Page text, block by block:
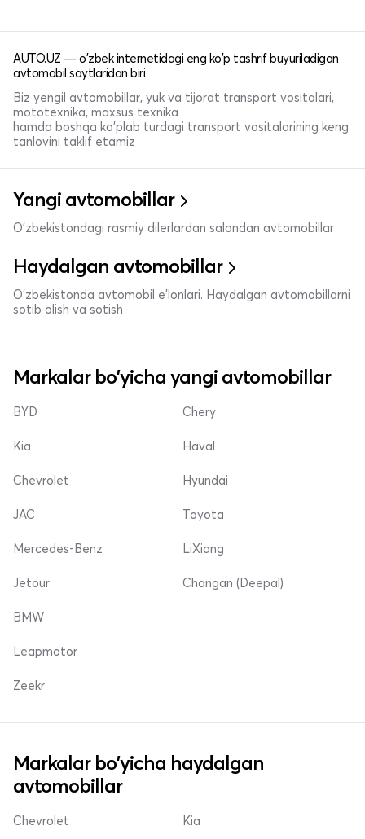
AUTO.UZ — o'zbek internetidagi eng ko'p tashrif buyuriladigan
avtomobil saytlaridan biri
Biz yengil avtomobillar, yuk va tijorat transport vositalari,
mototexnika, maxsus texnika
hamda boshqa ko'plab turdagi transport vositalarining keng
tanlovini taklif etamiz
Yangi avtomobillar
O'zbekistondagi rasmiy dilerlardan salondan avtomobillar
Haydalgan avtomobillar
O'zbekistonda avtomobil e’lonlari. Haydalgan avtomobillarni
sotib olish va sotish
Markalar bo'yicha yangi avtomobillar
BYD
Kia
Chevrolet
Chery
Haval
Hyundai
JAC
Mercedes-Benz
Jetour
Toyota
LiXiang
Changan (Deepal)
BMW
Leapmotor
Zeekr
Markalar bo'yicha haydalgan
avtomobillar
Chevrolet Kia